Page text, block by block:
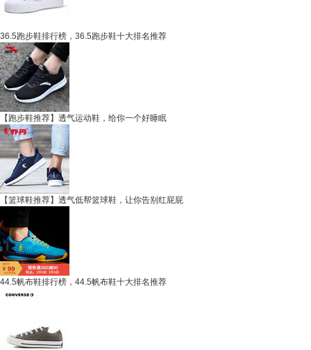
36.5跑步鞋排行榜，36.5跑步鞋十大排名推荐
【跑步鞋推荐】透气运动鞋，给你一个好睡眠
【篮球鞋推荐】透气低帮篮球鞋，让你告别红屁屁
44.5帆布鞋排行榜，44.5帆布鞋十大排名推荐